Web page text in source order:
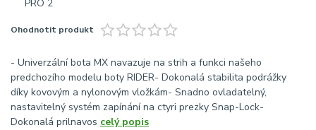
Ohodnotit produkt
- Univerzální bota MX navazuje na strih a funkci našeho
predchozího modelu boty RIDER- Dokonalá stabilita podrážky
díky kovovým a nylonovým vložkám- Snadno ovladatelný,
nastavitelný systém zapínání na ctyri prezky Snap-Lock-
Dokonalá prilnavos celý popis